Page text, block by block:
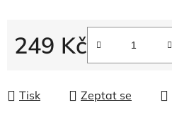
249 Kč
Tisk Zeptat se